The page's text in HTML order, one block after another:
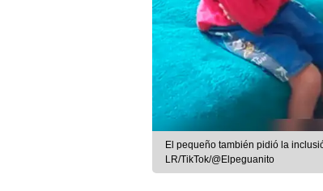
El pequeño también pidió la
LR/TikTok/@Elpeguanito